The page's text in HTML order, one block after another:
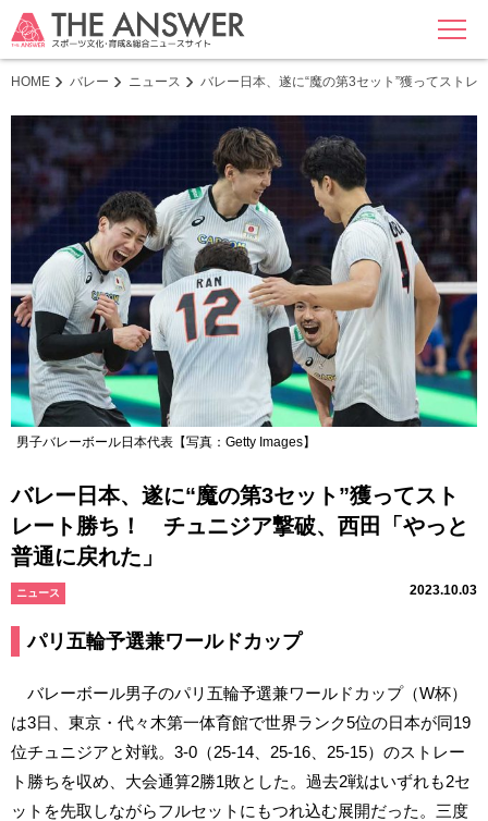
MENU
HOME バレー ニュース バレー日本、遂に“魔の第3セット”獲ってスト
男子バレーボール日本代表【写真：Getty Images】
バレー日本、遂に“魔の第3セット”獲ってスト
レート勝ち！ チュニジア撃破、西田「やっと
普通に戻れた」
ニュース 2023.10.03
パリ五輪予選兼ワールドカップ
バレーボール男子のパリ五輪予選兼ワールドカップ（W杯）
は3日、東京・代々木第一体育館で世界ランク5位の日本が同19
位チュニジアと対戦。3-0（25-14、25-16、25-15）のストレー
ト勝ちを収め、大会通算2勝1敗とした。過去2戦はいずれも2セ
ットを先取しながらフルセットにもつれ込む展開だった。三度